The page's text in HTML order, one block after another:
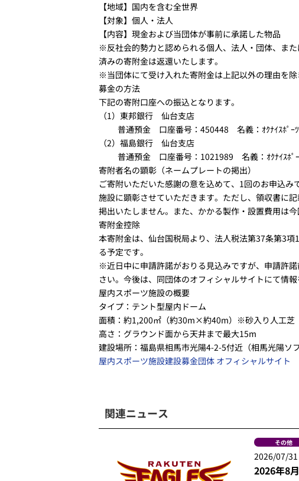
【地域】国内を含む全世界
【対象】個人・法人
【内容】現金および当団体が事前に承諾した物品
※反社会的勢力と認められる個人、法人・団体、ま
済みの寄附金は返還いたします。
※当団体にて受け入れた寄附金は上記以外の理由を除
募金の方法
下記の寄附口座への振込となります。
（1）東邦銀行 仙台支店
普通預金 口座番号：450448 名義：ｵｸﾅｲｽﾎﾟｰﾂｼ
（2）福島銀行 仙台支店
普通預金 口座番号：1021989 名義：ｵｸﾅｲｽﾎﾟｰ
寄附者名の顕彰（ネームプレートの掲出）
ご寄附いただいた感謝の意を込めて、1回のお申込
施設に顕彰させていただきます。ただし、領収書に
掲出いたしません。また、かかる製作・設置費用は
寄附金控除
本寄附金は、仙台国税局より、法人税法第37条第3
る予定です。
※近日中に申請許諾がおりる見込みですが、申請許
さい。今後は、同団体のオフィシャルサイトにて情報
屋内スポーツ施設の概要
タイプ：テント型屋内ドーム
面積：約1,200㎡（約30m×約40m） ※砂入り人工芝
高さ：グラウンド面から天井まで最大15m
建設場所：福島県相馬市光陽4-2-5付近（相馬光陽ソ
屋内スポーツ施設建設募金団体 オフィシャルサイト
関連ニュース
その他
2026/07/31
2026年8